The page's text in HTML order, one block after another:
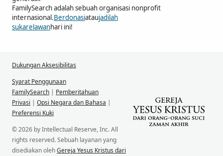
FamilySearch adalah sebuah organisasi nonprofit
internasional.Berdonasiataujadilah
sukarelawanhari ini!
Dukungan Aksesibilitas
Syarat Penggunaan
FamilySearch | Pemberitahuan
Privasi | Opsi Negara dan Bahasa |
Preferensi Kuki
© 2026 by Intellectual Reserve, Inc. All
rights reserved. Sebuah layanan yang
disediakan olehGereja Yesus Kristus dari